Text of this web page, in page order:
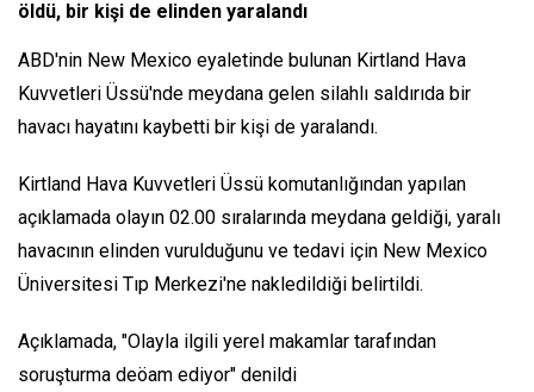
öldü, bir kişi de elinden yaralandı
ABD'nin New Mexico eyaletinde bulunan Kirtland Hava
Kuvvetleri Üssü'nde meydana gelen silahlı saldırıda bir
havacı hayatını kaybetti bir kişi de yaralandı.
Kirtland Hava Kuvvetleri Üssü komutanlığından yapılan
açıklamada olayın 02.00 sıralarında meydana geldiği, yaralı
havacının elinden vurulduğunu ve tedavi için New Mexico
Üniversitesi Tıp Merkezi'ne nakledildiği belirtildi.
Açıklamada, "Olayla ilgili yerel makamlar tarafından
soruşturma deöam ediyor" denildi